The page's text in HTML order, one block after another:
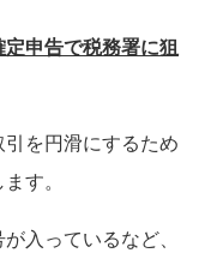
申告で税務署に狙
を円滑にするため
す。
入っているなど、